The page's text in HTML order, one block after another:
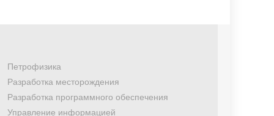
Петрофизика
Разработка месторождения
Разработка программного обеспечения
Управление информацией